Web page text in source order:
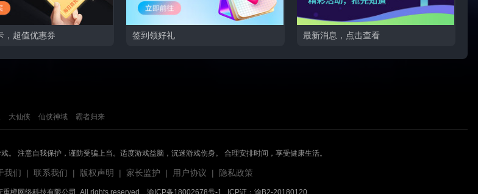
，超值优惠券 签到领好礼 最新消息，点击查看
大仙侠 仙侠神域 霸者归来
。 注意自我保护，谨防受骗上当。适度游戏益脑，沉迷游戏伤身。 合理安排时间，享受健康生活。
我们 | 联系我们 | 版权声明 | 家长监护 | 用户协议 | 隐私政策
橙网络科技有限公司. All rights reserved. 渝ICP备18002678号-1 ICP证：渝B2-20180120